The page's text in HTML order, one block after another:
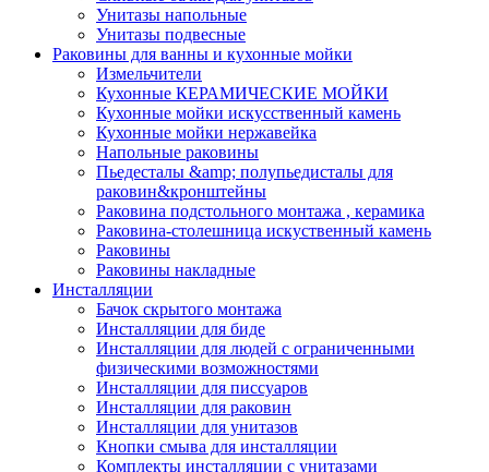
Унитазы напольные
Унитазы подвесные
Раковины для ванны и кухонные мойки
Измельчители
Кухонные КЕРАМИЧЕСКИЕ МОЙКИ
Кухонные мойки искусственный камень
Кухонные мойки нержавейка
Напольные раковины
Пьедесталы &amp; полупьедисталы для
раковин&кронштейны
Раковина подстольного монтажа , керамика
Раковина-столешница искуственный камень
Раковины
Раковины накладные
Инсталляции
Бачок скрытого монтажа
Инсталляции для биде
Инсталляции для людей с ограниченными
физическими возможностями
Инсталляции для писсуаров
Инсталляции для раковин
Инсталляции для унитазов
Кнопки смыва для инсталляции
Комплекты инсталляции с унитазами